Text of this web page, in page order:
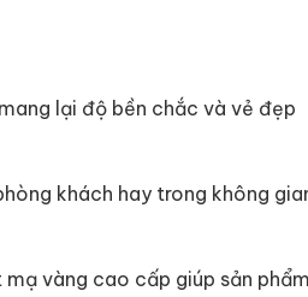
lại độ bền chắc và vẻ đẹp
khách hay trong không
vàng cao cấp giúp sản phẩm